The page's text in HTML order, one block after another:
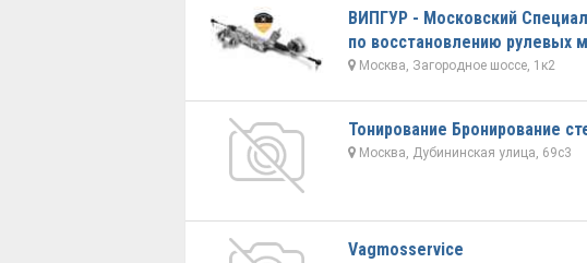
ВИПГУР - Московский
по восстановлению рулевых
Москва, Загородное шоссе, 1к2
Тонирование Бронирование
Москва, Дубининская улица, 69с3
Vagmosservice